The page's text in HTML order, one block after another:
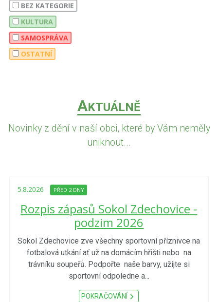
BEZ KATEGORIE
KULTURA
SAMOSPRÁVA
OSTATNÍ
AKTUÁLNĚ
Novinky z dění v naší obci, které by Vám neměly
uniknout...
5.8.2026 PŘED 2 DNY
Rozpis zápasů Sokol Zdechovice -
podzim 2026
Sokol Zdechovice zve všechny sportovní příznivce na
fotbalová utkání ať už na domácím hřišti nebo na
trávníku soupeřů. Podpořte naše barvy, užijte si
sportovní odpoledne a...
POKRAČOVÁNÍ